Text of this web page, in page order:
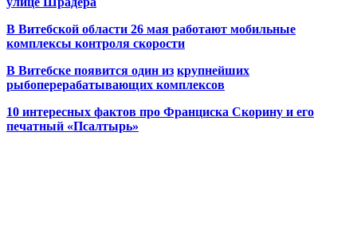
В Витебской области 26 мая работают мобильные
комплексы контроля скорости
В Витебске появится один из крупнейших
рыбоперерабатывающих комплексов
10 интересных фактов про Франциска Скорину и его
печатный «Псалтырь»